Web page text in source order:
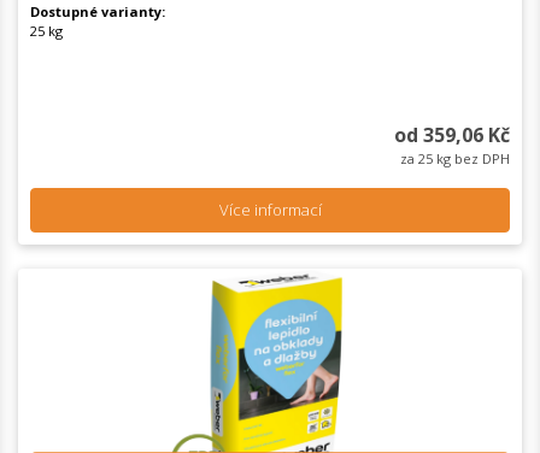
Dostupné varianty:
25 kg
od 359,06 Kč
za 25 kg bez DPH
Více informací